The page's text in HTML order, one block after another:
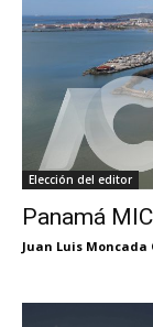
Elección del editor
Panamá
Juan Luis Moncada